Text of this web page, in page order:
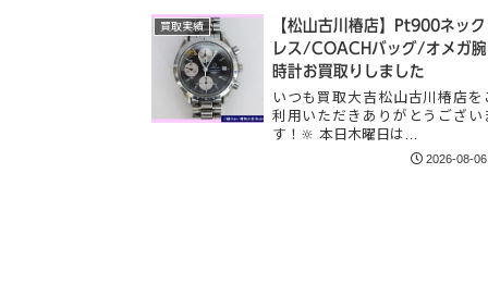
買取実績
【松山古川椿店】Pt900ネック
レス/COACHバッグ/オメガ腕
時計お買取りしました
いつも買取大吉松山古川椿店を
利用いただきありがとうござい
す！🔆 本日木曜日は…
2026-08-06